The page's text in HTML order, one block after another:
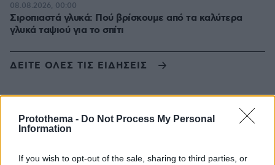
Protothema - Do Not Process My Personal
Information
If you wish to opt-out of the sale, sharing to third parties, or
Σιροπιαστά γλυκά: Πού βρίσκουμε από τα καλύτερα
γλυκά ταψιού για το σπίτι
08.08.2026, 00:00
ΔΕΙΤΕ ΟΛΕΣ ΤΙΣ ΕΙΔΗΣΕΙΣ
ΤΑ ΠΙΟ ΔΗΜΟΦΙΛΗ